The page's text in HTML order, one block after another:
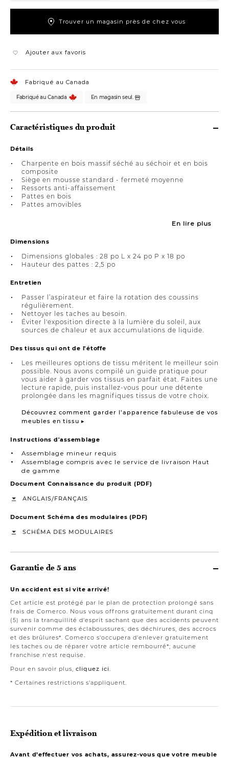
Trouver un magasin près de chez vous
Ajouter aux favoris
Fabriqué au Canada
Fabriqué au Canada En magasin seul.
Caractéristiques du produit
Détails
Charpente en bois massif séché au séchoir et en bois
composite
Siège en mousse standard - fermeté moyenne
Ressorts anti-affaissement
Pattes en bois
Pattes amovibles
En lire plus
Dimensions
Dimensions globales : 28 po L x 24 po P x 18 po
Hauteur des pattes : 2,5 po
Entretien
Passer l’aspirateur et faire la rotation des coussins
régulièrement.
Nettoyer les taches au besoin.
Éviter l'exposition directe à la lumière du soleil, aux
sources de chaleur et aux accumulations de liquide.
Des tissus qui ont de l'étoffe
Les meilleures options de tissu méritent le meilleur soin
possible. Nous avons compilé un guide pratique pour
vous aider à garder vos tissus en parfait état. Faites une
lecture rapide, puis installez-vous pour une détente
prolongée dans les magnifiques tissus de votre choix.
Découvrez comment garder l’apparence fabuleuse de vos
meubles en tissu ▸
Instructions d'assemblage
Assemblage mineur requis
Assemblage compris avec le service de livraison Haut
de gamme
Document Connaissance du produit (PDF)
ANGLAIS/FRANÇAIS
Document Schéma des modulaires (PDF)
SCHÉMA DES MODULAIRES
Garantie de 5 ans
Un accident est si vite arrivé!
Cet article est protégé par le plan de protection prolongé sans
frais de Comerco. Nous vous offrons gratuitement durant cinq
(5) ans la tranquillité d'esprit sachant que des accidents peuvent
survenir comme des éclaboussures, des déchirures, des accrocs
et des brûlures*. Comerco s'occupera d'enlever gratuitement
les taches ou de réparer votre article rembourré*; aucune
franchise n'est requise.
Pour en savoir plus, cliquez ici.
* Certaines restrictions s'appliquent.
Expédition et livraison
Avant d’effectuer vos achats, assurez-vous que votre meuble